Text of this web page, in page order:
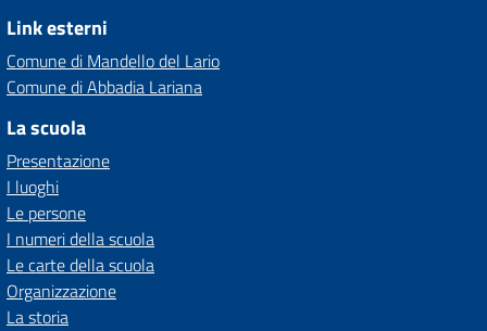
Link esterni
Comune di Mandello del Lario
Comune di Abbadia Lariana
La scuola
Presentazione
I luoghi
Le persone
I numeri della scuola
Le carte della scuola
Organizzazione
La storia